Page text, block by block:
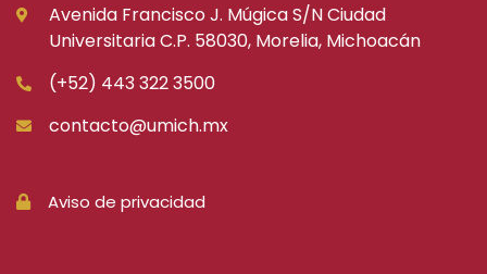
Avenida Francisco J. Múgica S/N Ciudad
Universitaria C.P. 58030, Morelia, Michoacán
(+52) 443 322 3500
contacto@umich.mx
Aviso de privacidad